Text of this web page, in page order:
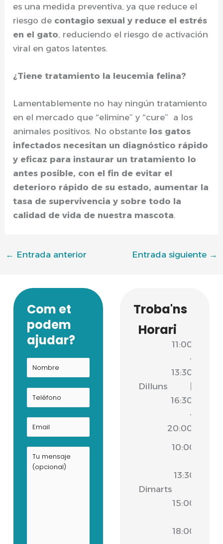
es una medida preventiva, ya que reduce el
riesgo de contagio sexual y reduce el estrés
en el gato, reduciendo el riesgo de activación
viral en gatos latentes.
¿Tiene tratamiento la leucemia felina?
Lamentablemente no hay ningún tratamiento
en el mercado que “elimine” y “cure” a los
animales positivos. No obstante los gatos
infectados necesitan un diagnóstico rápido
y eficaz para instaurar un tratamiento lo
antes posible, con el fin de evitar el
deterioro rápido de su estado, aumentar la
tasa de supervivencia y sobre todo la
calidad de vida de nuestra mascota.
← Entrada anterior Entrada siguiente →
Com et
podem
ajudar?
Troba'ns
Horari
Dilluns
11:00
-
13:30
16:30
-
20:00
Dimarts
10:00
13:30
15:00
18:00